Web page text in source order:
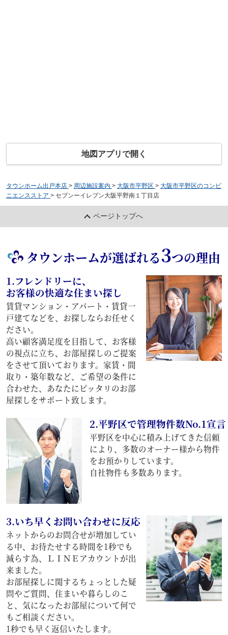
地図アプリで開く
タウンホーム出戸本店 > 周辺施設案内 > 大阪市平野区 > 大阪市平野区のコンビ
ニエンスストア > セブンーイレブン大阪平野南１丁目店
ページトップへ
タウンホームが選ばれる3つの理由
1.フレンドリーに、
お客様の快適な住まい探し
賃貸マンション・アパート・賃貸一
戸建てなどを、お探しならお任せく
ださい。
高い顧客満足度を目指して、お客様
の視点に立ち、お部屋探しのご提案
をさせて頂いております。家賃・間
取り・築年数など、ご希望の条件に
合わせた、あなたにピッタリのお部
屋探しをサポート致します。
2.平野区で管理物件数No.1宣言
平野区を中心に積み上げてきた信頼
により、多数のオーナー様から物件
をお預かりしています。
自社物件も多数あります。
3.いち早くお問い合わせに反応
ネットからのお問合せが増加してい
る中、お待たせする時間を1秒でも
減らす為、ＬＩＮＥアカウントが出
来ました。
お部屋探しに関するちょっとした疑
問やご質問、住まいや暮らしのこ
と、気になったお部屋について何で
もご相談ください。
1秒でも早く返信いたします。